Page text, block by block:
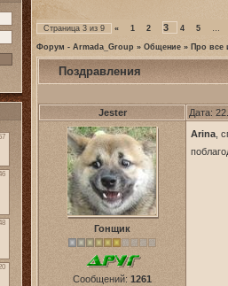
Страница 3 из 9 « 1 2 3 4 5 …
Форум - Armada_Group » Общение » Про все
Поздравления
Jester Дата:
Гонщик
Сообщений: 1261
Arina ,